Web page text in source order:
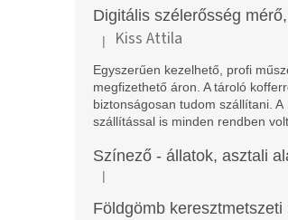
A termék értékelése 5-ből 5 csillag.
| Kiss Attila
Egyszerűen kezelhető, profi
megfizethető áron. A tároló
biztonságosan tudom szállítani. A
szállítással is minden rendben
A termék értékelése 5-ből 5 csillag.
|